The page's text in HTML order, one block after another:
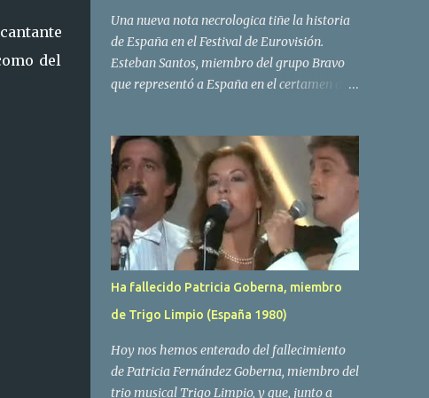
del
Una nueva nota necrologica tiñe la historia
de España en el Festival de Eurovisión.
Esteban Santos, miembro del grupo Bravo
que representó a España en el certamen del
su compañera y principal vocalista en la
formación musical, Amaya Saizar, la que ha
dado a conocer la noticia al publico a traves
de las redes sociales. Nacido en Tolosa en
1951, durante su epoca universitaria en la
carrera de empresariales conoció al
estudiante de medicina Luis Villar,
comenzando a actuar juntos,Santos a la
guitarra y Villar al piano, sin atreverse a dar
esto cambió gracias a la propia Amaia
Saizar, que tras su abandono de Trigo
Ha fallecido Patricia Goberna, miembro
de Trigo Limpio (España 1980)
Hoy nos hemos enterado del fallecimiento
de Patricia Fernández Goberna, miembro del
trio musical Trigo Limpio, y que, junto a